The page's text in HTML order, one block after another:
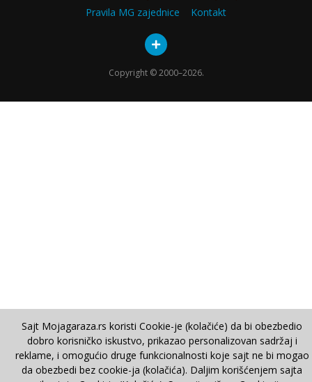
Pravila MG zajednice
Kontakt
Copyright © 2000–2026.
Sajt Mojagaraza.rs koristi Cookie-je (kolačiće) da bi obezbedio
dobro korisničko iskustvo, prikazao personalizovan sadržaj i
reklame, i omogućio druge funkcionalnosti koje sajt ne bi mogao
da obezbedi bez cookie-ja (kolačića). Daljim korišćenjem sajta